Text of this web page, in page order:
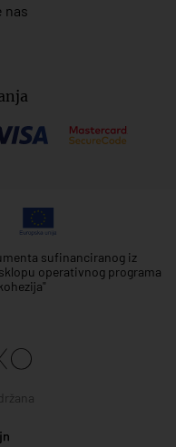
nas
sufinanciranog iz
operativnog programa